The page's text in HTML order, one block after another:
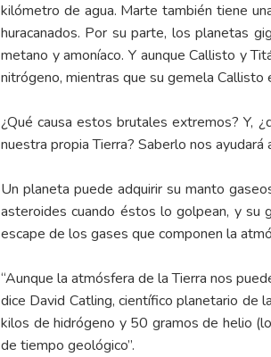
kilómetro de agua. Marte también tiene
huracanados. Por su parte, los planetas
metano y amoníaco. Y aunque Callisto y
nitrógeno, mientras que su gemela Callisto
¿Qué causa estos brutales extremos? Y,
nuestra propia Tierra? Saberlo nos
Un planeta puede adquirir su manto
asteroides cuando éstos lo golpean, y su
escape de los gases que componen la
“Aunque la atmósfera de la Tierra nos
dice David Catling, científico planetario de
kilos de hidrógeno y 50 gramos de helio
de tiempo geológico”.